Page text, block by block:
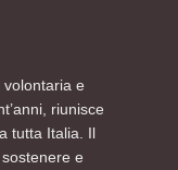
e
riunisce
tutta Italia. Il
e